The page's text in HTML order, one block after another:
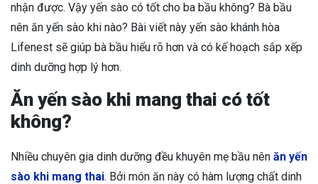
nhận được. Vậy yến sào có tốt cho ba bầu không? Bà bầu
nên ăn yến sào khi nào? Bài viết này yến sào khánh hòa
Lifenest sẽ giúp bà bầu hiểu rõ hơn và có kế hoạch sắp xếp
dinh dưỡng hợp lý hơn.
Ăn yến sào khi mang thai có tốt
không?
Nhiều chuyên gia dinh dưỡng đều khuyên mẹ bầu nên ăn yến
sào khi mang thai. Bởi món ăn này có hàm lượng chất dinh